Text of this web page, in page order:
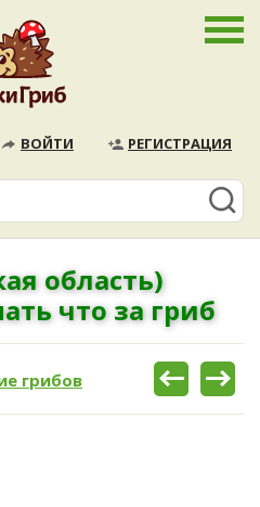
ВОЙТИ РЕГИСТРАЦИЯ
область)
что за гриб
грибов